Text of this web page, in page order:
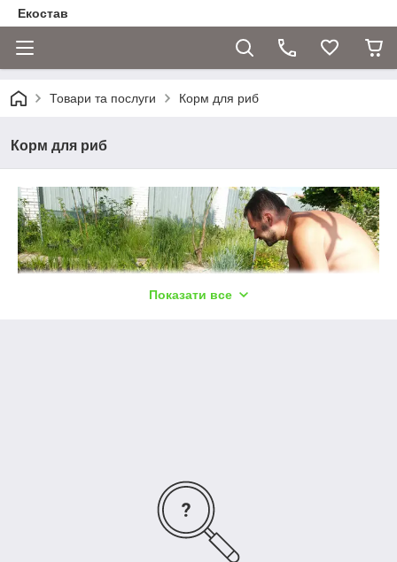
Екостав
Товари та послуги Корм для риб
Корм для риб
Корм різних розмірів:
Від пилу (для мальків) до 5мм (для великої риби)
Показати все